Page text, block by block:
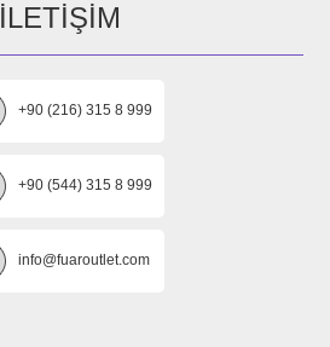
İLETIŞIM
+90 (216) 315 8 999
+90 (544) 315 8 999
info@fuaroutlet.com